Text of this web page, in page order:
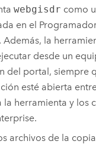
webgisdr como
en el
Además, la
desde un
del portal, siempre
esté abierta
la herramienta y los
.
archivos de la